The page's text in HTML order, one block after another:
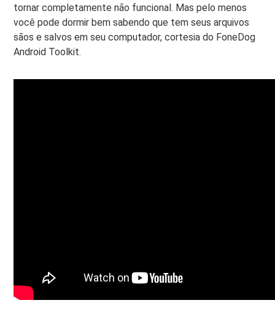
tornar completamente não funcional. Mas pelo menos
você pode dormir bem sabendo que tem seus arquivos
sãos e salvos em seu computador, cortesia do FoneDog
Android Toolkit.